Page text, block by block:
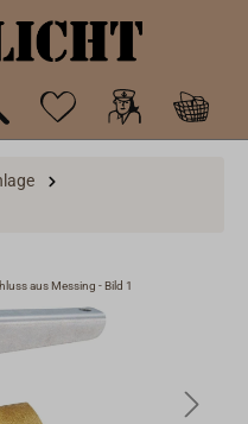
aus Messing - Bild 1